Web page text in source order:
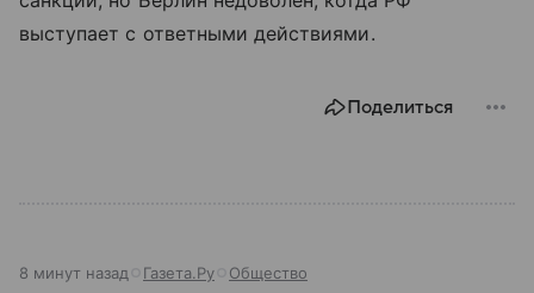
выступает с ответными действиями.
Поделиться
8 минут назад Газета.Ру Общество